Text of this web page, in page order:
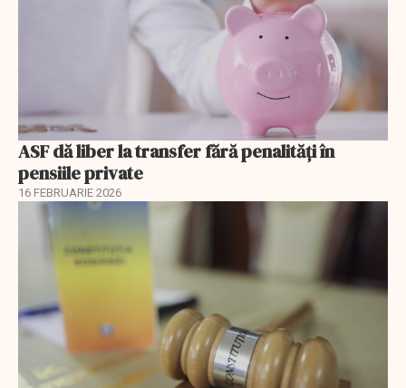
ASF dă liber la transfer fără penalități în
pensiile private
16 FEBRUARIE 2026